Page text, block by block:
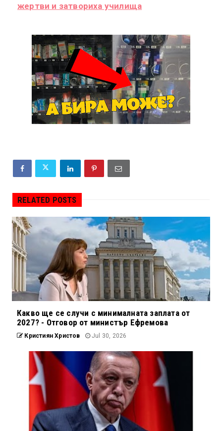
жертви и затвориха училища
RELATED POSTS
Какво ще се случи с минималната заплата от
2027? - Отговор от министър Ефремова
Кристиян Христов Jul 30, 2026